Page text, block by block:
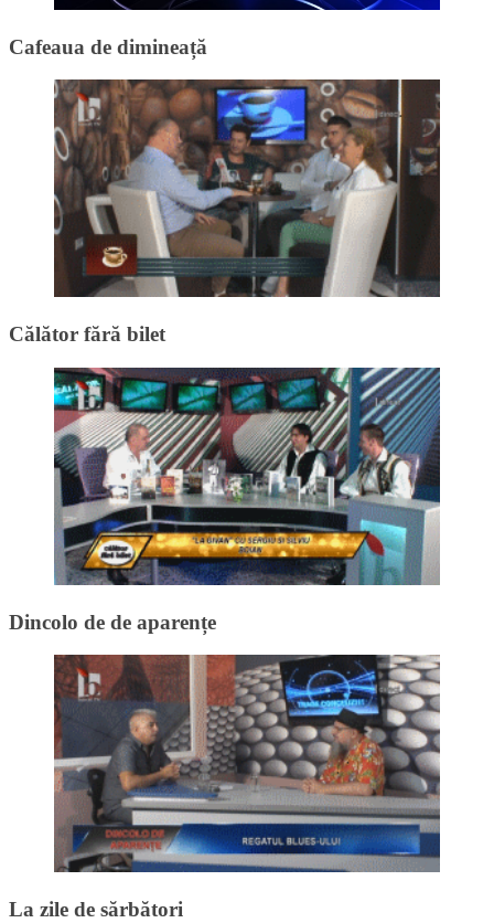
Cafeaua de dimineață
Călător fără bilet
Dincolo de de aparențe
La zile de sărbători